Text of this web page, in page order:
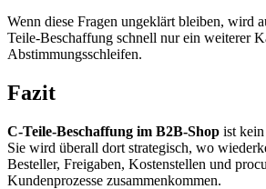
Wenn diese Fragen ungeklärt bleiben, wird
Teile-Beschaffung schnell nur ein weiterer
Abstimmungsschleifen.
Fazit
C-Teile-Beschaffung im B2B-Shop ist
Sie wird überall dort strategisch, wo
Besteller, Freigaben, Kostenstellen und
Kundenprozesse zusammenkommen.